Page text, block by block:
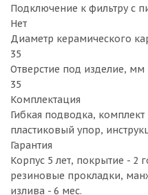
Подключение к фильтру с
Нет
Диаметр керамического
35
Отверстие под изделие, мм
35
Комплектация
Гибкая подводка,
пластиковый упор,
Гарантия
Корпус 5 лет, покрытие - 2
резиновые прокладки,
излива - 6 мес.